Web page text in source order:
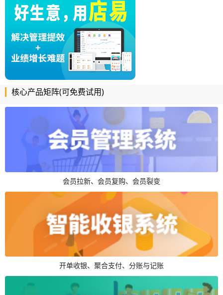
核心产品矩阵(可免费试用)
会员拉新、会员复购、会员裂变
开单收银、聚合支付、分账与记账